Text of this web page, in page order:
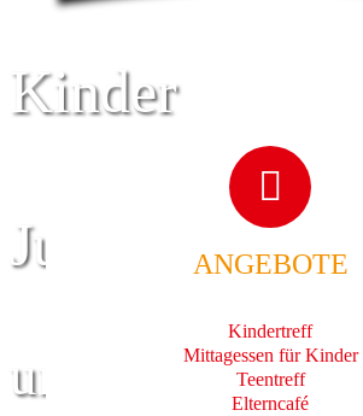
Kinder
Jugend
und Familie
ANGEBOTE
Kindertreff
Mittagessen für Kinder
Teentreff
Elterncafé